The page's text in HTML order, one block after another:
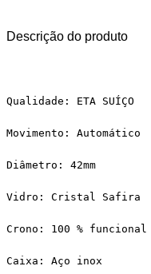
Descrição do produto
Qualidade: ETA SUÍÇO
Movimento: Automático
Diâmetro: 42mm
Vidro: Cristal Safira
Crono: 100 % funcional
Caixa: Aço inox